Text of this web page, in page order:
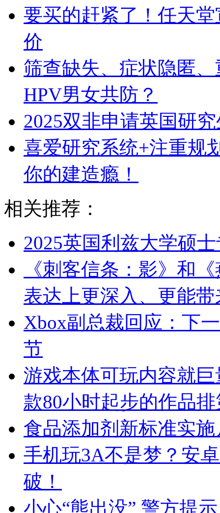
要买的赶紧了！任天
价
筛查缺失、症状隐匿
HPV男女共防？
2025双非申请英国研
喜爱研究系统+注重规
你的建造瘾！
相关推荐：
2025英国利兹大学硕
《刺客信条：影》和
表达上更深入、更能
Xbox副总裁回应：下
节
游戏本体可玩内容就
款80小时起步的作品
食品添加剂新标准实
手机玩3A不是梦？安
破！
小心“熊出没” 警方提